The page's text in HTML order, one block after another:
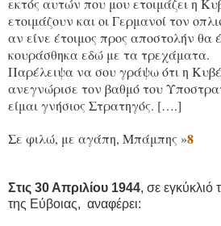
ετοιμάζουν και οι Γερμανοί τον
αν είνε έτοιμος προς αποστολήν θα
κουράσθηκα εδώ με τα τρεχάματα.
Παρέλειψα να σου γράψω ότι η
ανεγνώρισε τον βαθμό του
είμαι γνήσιος Στρατηγός. [….]
Σε φιλώ, με αγάπη, Μπάμπης »8
Στις 30 Απριλίου 1944, σε εγκύκλιό
της Εύβοιας, αναφέρει: